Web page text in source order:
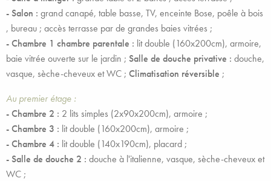
- Salon : grand canapé, table basse, TV, enceinte Bose, poêle à bois
, bureau ; accès terrasse par de grandes baies vitrées ;
- Chambre 1 chambre parentale : lit double (160x200cm), armoire,
baie vitrée ouverte sur le jardin ; Salle de douche privative : douche,
vasque, sèche-cheveux et WC ; Climatisation réversible ;
Au premier étage :
- Chambre 2 : 2 lits simples (2x90x200cm), armoire ;
- Chambre 3 : lit double (160x200cm), armoire ;
- Chambre 4 : lit double (140x190cm), placard ;
- Salle de douche 2 : douche à l'italienne, vasque, sèche-cheveux et
WC ;